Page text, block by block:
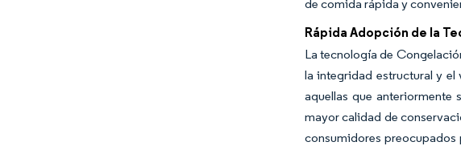
de comida rápida y
Rápida Adopción de la
La tecnología de
la integridad estructural y el
aquellas que
mayor calidad de
consumidores preocupados